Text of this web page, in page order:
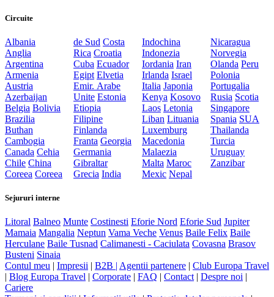
Circuite
Albania
Anglia
Argentina
Armenia
Austria
Azerbaijan
Belgia Bolivia
Brazilia
Buthan
Cambogia
Canada Cehia
Chile China
Coreea Coreea
de Sud Costa
Rica Croatia
Cuba Ecuador
Egipt Elvetia
Emir. Arabe
Unite Estonia
Etiopia
Filipine
Finlanda
Franta Georgia
Germania
Gibraltar
Grecia India
Indochina
Indonezia
Iordania Iran
Irlanda Israel
Italia Japonia
Kenya Kosovo
Laos Letonia
Liban Lituania
Luxemburg
Macedonia
Malaezia
Malta Maroc
Mexic Nepal
Nicaragua
Norvegia
Olanda Peru
Polonia
Portugalia
Rusia Scotia
Singapore
Spania SUA
Thailanda
Turcia
Uruguay
Zanzibar
Sejururi interne
Litoral Balneo Munte Costinesti Eforie Nord Eforie Sud Jupiter
Mamaia Mangalia Neptun Vama Veche Venus Baile Felix Baile
Herculane Baile Tusnad Calimanesti - Caciulata Covasna Brasov
Busteni Sinaia
Contul meu | Impresii | B2B | Agentii partenere | Club Europa Travel
| Blog Europa Travel | Corporate | FAQ | Contact | Despre noi |
Cariere